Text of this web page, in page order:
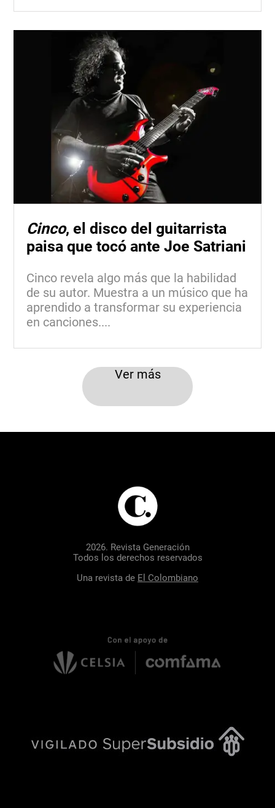
Cinco, el disco del guitarrista
paisa que tocó ante Joe Satriani
Cinco revela algo más que la habilidad
de su autor. Muestra a un músico que ha
aprendido a transformar su experiencia
en canciones....
Ver más
2026. Revista Generación
Todos los derechos reservados
Una revista de El Colombiano